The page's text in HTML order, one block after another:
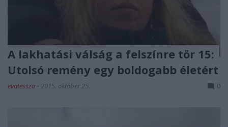
A lakhatási válság a felszínre tör 15:
Utolsó remény egy boldogabb életért
evatessza • 2015. október 25. 0